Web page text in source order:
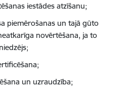
iestādes atzīšanu;
piemērošanas un tajā gūto
novērtēšana, ja to
un uzraudzība;